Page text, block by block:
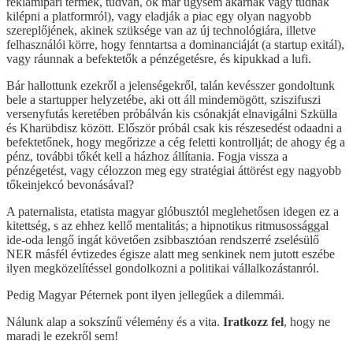
kilépni a platformról), vagy eladják a piac egy olyan nagyobb
szereplőjének, akinek szüksége van az új technológiára, illetve
felhasználói körre, hogy fenntartsa a dominanciáját (a startup exitál),
vagy ráunnak a befektetők a pénzégetésre, és kipukkad a lufi.
Bár hallottunk ezekről a jelenségekről, talán kevésszer gondoltunk
bele a startupper helyzetébe, aki ott áll mindemögött, sziszifuszi
versenyfutás keretében próbálván kis csónakját elnavigálni Szkülla
és Kharübdisz között. Először próbál csak kis részesedést odaadni a
befektetőnek, hogy megőrizze a cég feletti kontrollját; de ahogy ég a
pénz, további tőkét kell a házhoz állítania. Fogja vissza a
pénzégetést, vagy célozzon meg egy stratégiai áttörést egy nagyobb
tőkeinjekcó bevonásával?
A paternalista, etatista magyar glóbusztól meglehetősen idegen ez a
kitettség, s az ehhez kellő mentalitás; a hipnotikus ritmusossággal
ide-oda lengő ingát követően zsibbasztóan rendszerré zselésülő
NER másfél évtizedes égisze alatt meg senkinek nem jutott eszébe
ilyen megközelítéssel gondolkozni a politikai vállalkozástanról.
Pedig Magyar Péternek pont ilyen jellegűek a dilemmái.
Nálunk alap a sokszínű vélemény és a vita. Iratkozz fel, hogy ne
maradj le ezekről sem!